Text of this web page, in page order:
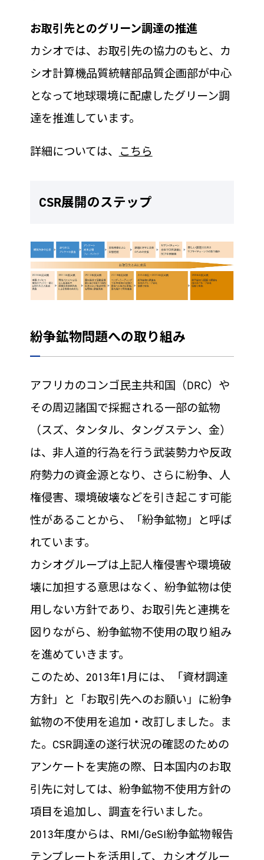
お取引先とのグリーン調達の推進
カシオでは、お取引先の協力のもと、カ
シオ計算機品質統轄部品質企画部が中心
となって地球環境に配慮したグリーン調
達を推進しています。
詳細については、 こちら
CSR展開のステップ
紛争鉱物問題への取り組み
アフリカのコンゴ民主共和国（DRC）や
その周辺諸国で採掘される一部の鉱物
（スズ、タンタル、タングステン、金）
は、非人道的行為を行う武装勢力や反政
府勢力の資金源となり、さらに紛争、人
権侵害、環境破壊などを引き起こす可能
性があることから、「紛争鉱物」と呼ば
れています。
カシオグループは上記人権侵害や環境破
壊に加担する意思はなく、紛争鉱物は使
用しない方針であり、お取引先と連携を
図りながら、紛争鉱物不使用の取り組み
を進めていきます。
このため、2013年1月には、「資材調達
方針」と「お取引先へのお願い」に紛争
鉱物の不使用を追加・改訂しました。ま
た。CSR調達の遂行状況の確認のための
アンケートを実施の際、日本国内のお取
引先に対しては、紛争鉱物不使用方針の
項目を追加し、調査を行いました。
2013年度からは、RMI/GeSI紛争鉱物報告
テンプレートを活用して、カシオグルー